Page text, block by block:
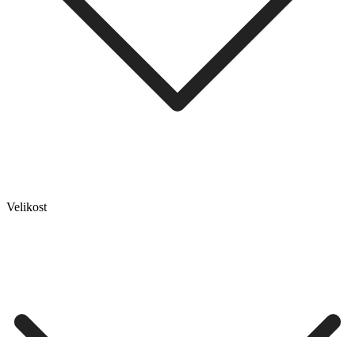
Velikost